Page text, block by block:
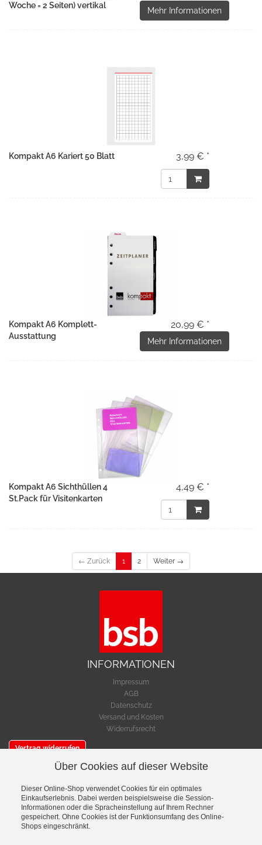
Woche = 2 Seiten) vertikal
Mehr Informationen
Kompakt A6 Kariert 50 Blatt 3,99 € *
Kompakt A6 Komplett-
Ausstattung
20,99 € *
Mehr Informationen
Kompakt A6 Sichthüllen 4
St.Pack für Visitenkarten
4,49 € *
← Zurück 1 2 Weiter →
INFORMATIONEN
Impressum
AGB
Datenschutz
Versand und Kosten
Widerrufsrecht
Vertrag widerrufen
SERVICE
Warenkorb
Cookie-Einstellungen bearbeiten
VERSAND- & ZAHLUNGSMETHODEN
Über Cookies auf dieser Website
Dieser Online-Shop verwendet Cookies für ein optimales
Einkaufserlebnis. Dabei werden beispielsweise die Session-
Informationen oder die Spracheinstellung auf Ihrem Rechner
gespeichert. Ohne Cookies ist der Funktionsumfang des Online-
Shops eingeschränkt.